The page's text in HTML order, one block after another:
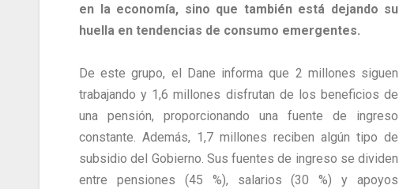
en la economía, sino que también está dejando su
huella en tendencias de consumo emergentes.
De este grupo, el Dane informa que 2 millones siguen
trabajando y 1,6 millones disfrutan de los beneficios de
una pensión, proporcionando una fuente de ingreso
constante. Además, 1,7 millones reciben algún tipo de
subsidio del Gobierno. Sus fuentes de ingreso se dividen
entre pensiones (45 %), salarios (30 %) y apoyos